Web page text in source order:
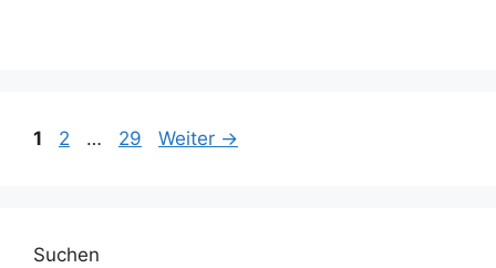
Seite
1 Seite
2 … Seite
29 Weiter →
Suchen